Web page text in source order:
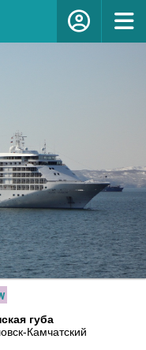
губа
Камчатский